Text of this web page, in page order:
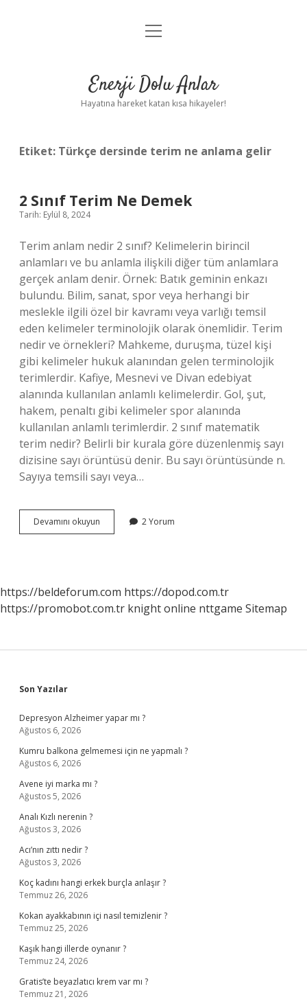
Anasayfa
Yasal Uyarı
menüyü
Enerji Dolu Anlar
Hayatına hareket katan kısa hikayeler!
Etiket: Türkçe dersinde terim ne anlama gelir
2 Sınıf Terim Ne Demek
Tarih: Eylül 8, 2024
Terim anlam nedir 2 sınıf? Kelimelerin birincil
anlamları ve bu anlamla ilişkili diğer tüm anlamlara
gerçek anlam denir. Örnek: Batık geminin enkazı
bulundu. Bilim, sanat, spor veya herhangi bir
meslekle ilgili özel bir kavramı veya varlığı temsil
eden kelimeler terminolojik olarak önemlidir. Terim
nedir ve örnekleri? Mahkeme, duruşma, tüzel kişi
gibi kelimeler hukuk alanından gelen terminolojik
terimlerdir. Kafiye, Mesnevi ve Divan edebiyat
alanında kullanılan anlamlı kelimelerdir. Gol, şut,
hakem, penaltı gibi kelimeler spor alanında
kullanılan anlamlı terimlerdir. 2 sınıf matematik
terim nedir? Belirli bir kurala göre düzenlenmiş sayı
dizisine sayı örüntüsü denir. Bu sayı örüntüsünde n.
Sayıya temsili sayı veya…
Devamını okuyun
Sınıf
2 Yorum
https://beldeforum.com https://dopod.com.tr
https://promobot.com.tr knight online nttgame Sitemap
Sidebar
Son Yazılar
Depresyon Alzheimer yapar mı ?
Ağustos 6, 2026
Kumru balkona gelmemesi için ne yapmalı ?
Ağustos 6, 2026
Avene iyi marka mı ?
Ağustos 5, 2026
Analı Kızlı nerenin ?
Ağustos 3, 2026
Acı’nın zıttı nedir ?
Ağustos 3, 2026
Koç kadını hangi erkek burçla anlaşır ?
Temmuz 26, 2026
Kokan ayakkabının içi nasıl temizlenir ?
Temmuz 25, 2026
Kaşık hangi illerde oynanır ?
Temmuz 24, 2026
Gratis’te beyazlatıcı krem var mı ?
Temmuz 21, 2026